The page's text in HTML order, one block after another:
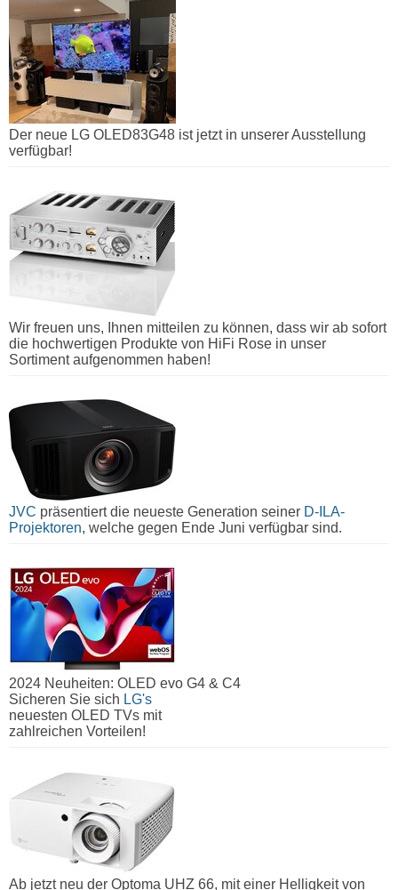
Der neue LG OLED83G48 ist jetzt in unserer Ausstellung
verfügbar!
Wir freuen uns, Ihnen mitteilen zu können, dass wir ab sofort
die hochwertigen Produkte von HiFi Rose in unser
Sortiment aufgenommen haben!
JVC präsentiert die neueste Generation seiner D-ILA-
Projektoren, welche gegen Ende Juni verfügbar sind.
2024 Neuheiten: OLED evo G4 & C4
Sicheren Sie sich LG's
neuesten OLED TVs mit
zahlreichen Vorteilen!
Ab jetzt neu der Optoma UHZ 66, mit einer Helligkeit von